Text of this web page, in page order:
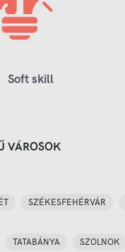
Soft skill
VÁROSOK
SZÉKESFEHÉRVÁR
TATABÁNYA SZOLNOK